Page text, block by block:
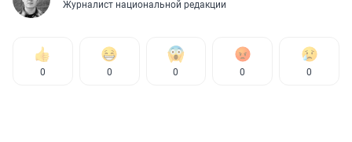
Журналист национальной редакции
0 0 0 0 0